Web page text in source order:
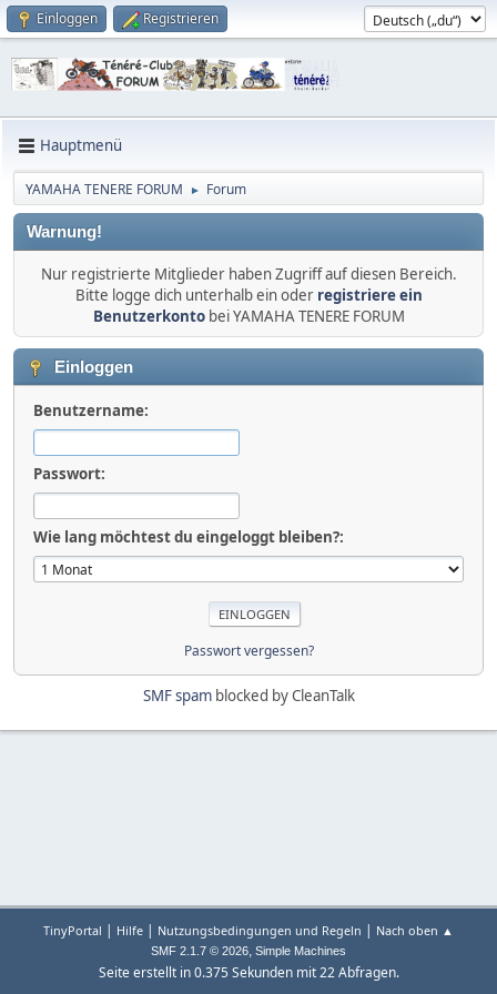
Einloggen Registrieren
Hauptmenü
YAMAHA TENERE FORUM ► Forum
Warnung!
Nur registrierte Mitglieder haben Zugriff auf diesen Bereich.
Bitte logge dich unterhalb ein oder registriere ein
Benutzerkontobei YAMAHA TENERE FORUM
Einloggen
Benutzername:
Passwort:
Wie lang möchtest du eingeloggt bleiben?:
Passwort vergessen?
SMF spamblocked by CleanTalk
TinyPortal | Hilfe | Nutzungsbedingungen und Regeln | Nach oben ▲
SMF 2.1.7 © 2026, Simple Machines
Seite erstellt in 0.375 Sekunden mit 22 Abfragen.